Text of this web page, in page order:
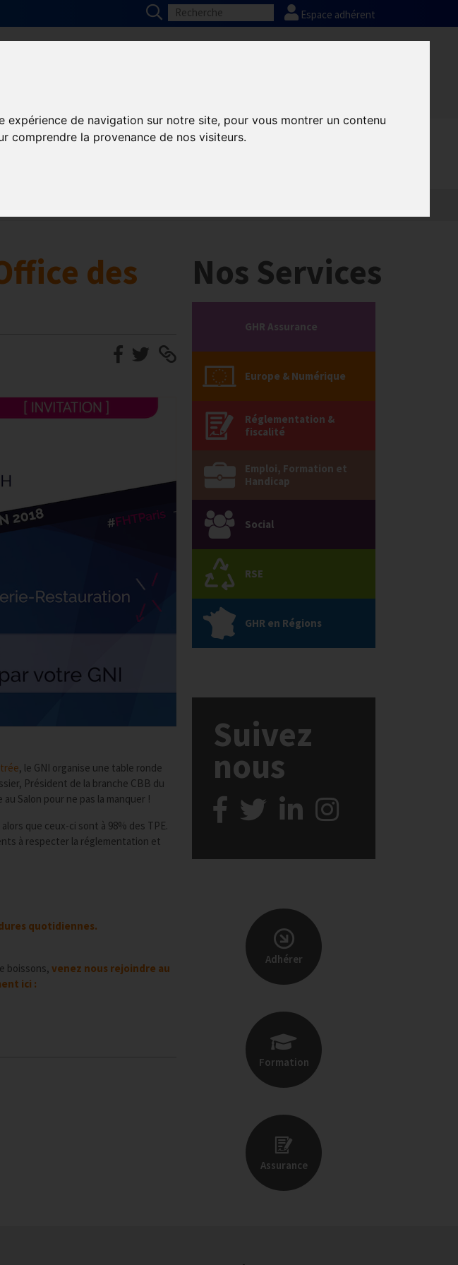
de navigation sur notre site, pour vous montrer un contenu
comprendre la provenance de nos visiteurs.
Espace adhérent
des
, le GNI organise une table ronde
Président de la branche CBB du
Salon pour ne pas la manquer !
que ceux-ci sont à 98% des TPE.
à respecter la réglementation et
quotidiennes.
boissons, venez nous rejoindre au
ici :
Nos Services
GHR Assurance
Europe & Numérique
Réglementation &
fiscalité
Emploi, Formation et
Handicap
Social
RSE
GHR en Régions
Suivez
nous
Adhérer
Formation
Assurance